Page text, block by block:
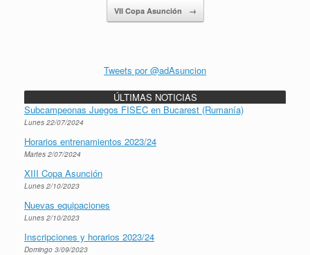
VII Copa Asunción →
Tweets por @adAsuncion
ÚLTIMAS NOTICIAS
Subcampeonas Juegos FISEC en Bucarest (Rumanía)
Lunes 22/07/2024
Horarios entrenamientos 2023/24
Martes 2/07/2024
XIII Copa Asunción
Lunes 2/10/2023
Nuevas equipaciones
Lunes 2/10/2023
Inscripciones y horarios 2023/24
Domingo 3/09/2023